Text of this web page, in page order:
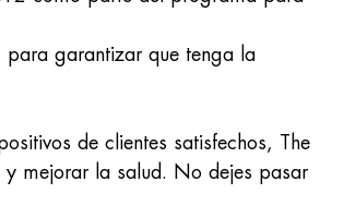
para garantizar que tenga la
de clientes satisfechos, The
y mejorar la salud. No dejes pasar